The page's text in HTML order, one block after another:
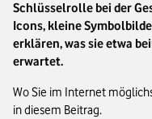
Schlüsselrolle bei der
Icons, kleine
erklären, was sie etwa
erwartet.
Wo Sie im Internet
in diesem Beitrag.